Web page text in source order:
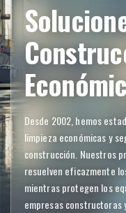
Desde 2002, hemos
limpieza económicas y
construcción. Nuestros
resuelven eficazmente
mientras protegen los
empresas